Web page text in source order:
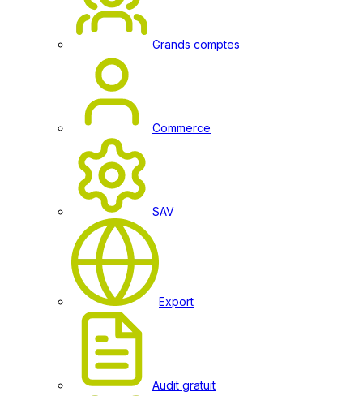
Grands comptes
Commerce
SAV
Export
Audit gratuit